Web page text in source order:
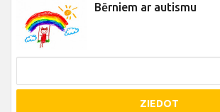
Bērniem ar autismu
ZIEDOT